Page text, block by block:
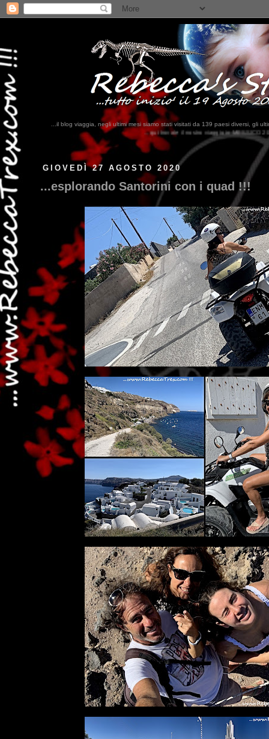
...il blog viaggia, negli ultimi mesi siamo stati visitati da 139 paesi diversi, gli
...qui trovate il nostro viaggio in MESSICO 2023...clikka qui !!!
GIOVEDÌ 27 AGOSTO 2020
...esplorando Santorini con i quad !!!